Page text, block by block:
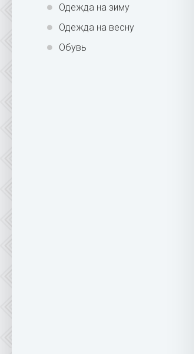
Одежда на зиму
Одежда на весну
Обувь